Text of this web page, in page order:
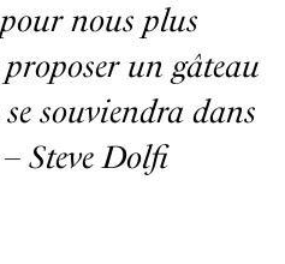
nous plus
un gâteau
souviendra dans
Steve Dolfi